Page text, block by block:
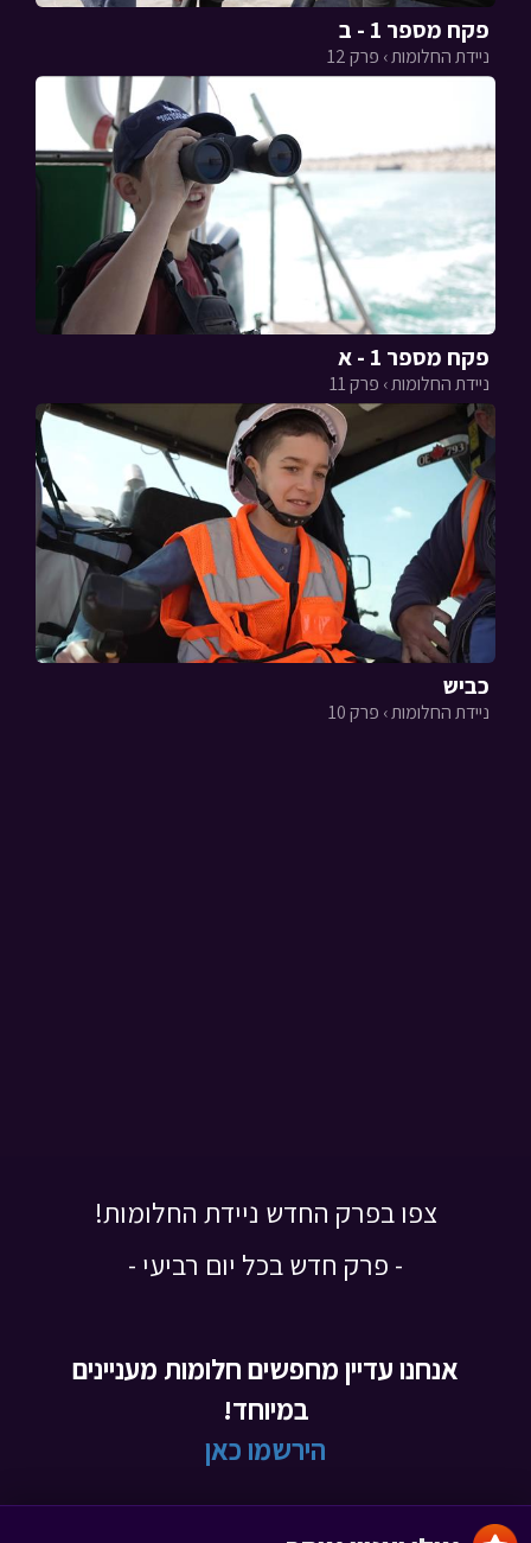
פקח מספר 1 - ב
ניידת החלומות › פרק 12
פקח מספר 1 - א
ניידת החלומות › פרק 11
כביש
ניידת החלומות › פרק 10
צפו בפרק החדש ניידת החלומות!
- פרק חדש בכל יום רביעי -
אנחנו עדיין מחפשים חלומות מעניינים
במיוחד!
הירשמו כאן